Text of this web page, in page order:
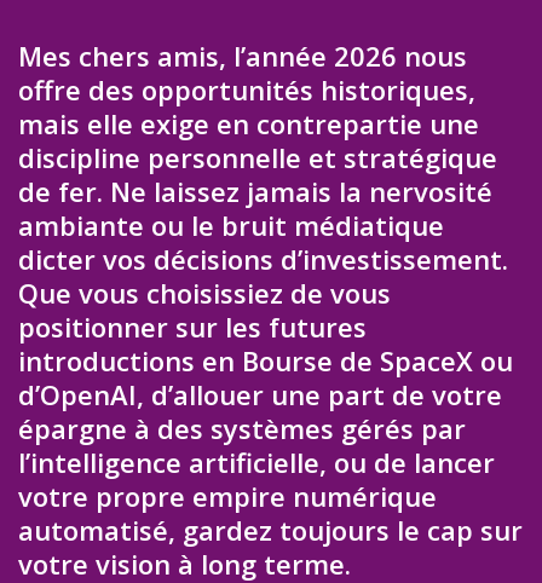
Mes chers amis, l’année 2026 nous
offre des opportunités historiques,
mais elle exige en contrepartie une
discipline personnelle et stratégique
de fer. Ne laissez jamais la nervosité
ambiante ou le bruit médiatique
dicter vos décisions d’investissement.
Que vous choisissiez de vous
positionner sur les futures
introductions en Bourse de SpaceX ou
d’OpenAI, d’allouer une part de votre
épargne à des systèmes gérés par
l’intelligence artificielle, ou de lancer
votre propre empire numérique
automatisé, gardez toujours le cap sur
votre vision à long terme.